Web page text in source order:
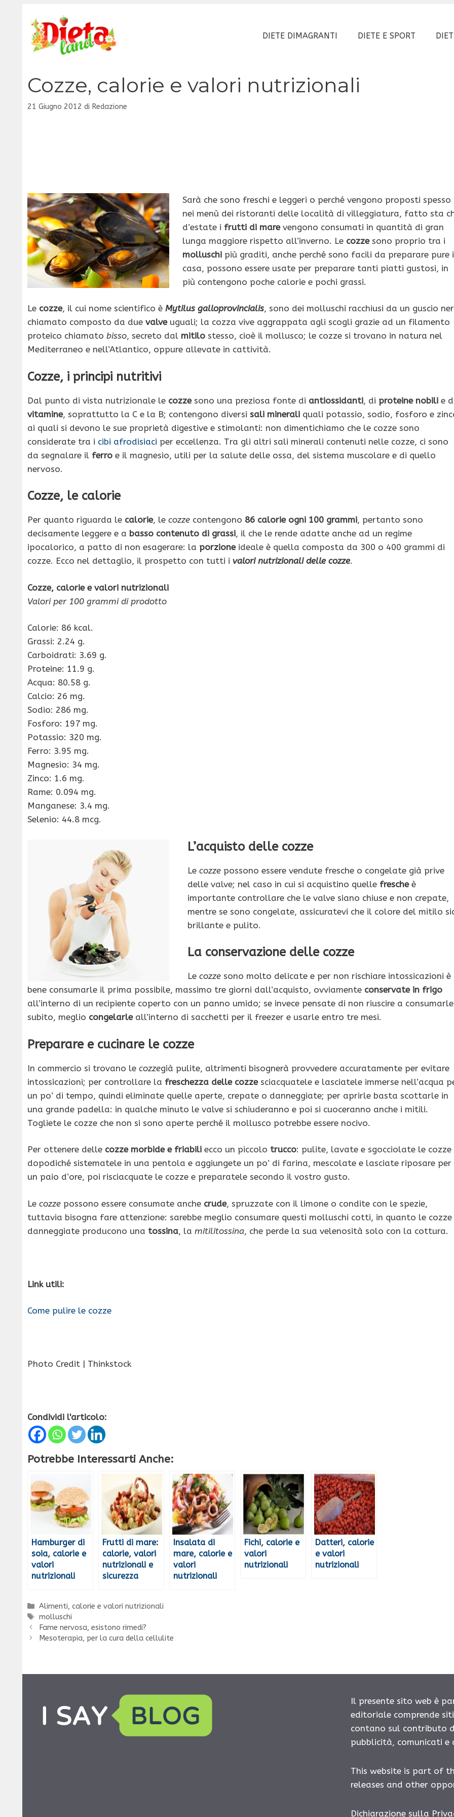
contenuto
DIETE DIMAGRANTI DIETE E SPORT
Cozze, calorie e valori nutrizionali
21 Giugno 2012 di Redazione
Sarà che sono freschi e leggeri o perché vengono proposti spesso
nei menù dei ristoranti delle località di villeggiatura, fatto sta
d’estate i frutti di marevengono consumati in quantità di gran
lunga maggiore rispetto all’inverno. Le cozzesono proprio tra i
molluschipiù graditi, anche perché sono facili da preparare pure
casa, possono essere usate per preparare tanti piatti gustosi, in
più contengono poche calorie e pochi grassi.
Le cozze, il cui nome scientifico è Mytilus galloprovincialis, sono dei molluschi racchiusi da un guscio
chiamato composto da due valveuguali; la cozza vive aggrappata agli scogli grazie ad un filamento
proteico chiamato bisso, secreto dal mitilo stesso, cioè il mollusco; le cozze si trovano in natura nel
Mediterraneo e nell’Atlantico, oppure allevate in cattività.
Cozze, i principi nutritivi
Dal punto di vista nutrizionale le cozzesono una preziosa fonte di antiossidanti, di proteine nobili e
vitamine, soprattutto la C e la B; contengono diversi sali minerali quali potassio, sodio, fosforo e
ai quali si devono le sue proprietà digestive e stimolanti: non dimentichiamo che le cozze sono
considerate tra i cibi afrodisiaci per eccellenza. Tra gli altri sali minerali contenuti nelle cozze, ci sono
da segnalare il ferro e il magnesio, utili per la salute delle ossa, del sistema muscolare e di quello
nervoso.
Cozze, le calorie
Per quanto riguarda le calorie, le cozze contengono 86 calorie ogni 100 grammi, pertanto sono
decisamente leggere e a basso contenuto di grassi, il che le rende adatte anche ad un regime
ipocalorico, a patto di non esagerare: la porzioneideale è quella composta da 300 o 400 grammi di
cozze. Ecco nel dettaglio, il prospetto con tutti i valori nutrizionali delle cozze.
Cozze, calorie e valori nutrizionali
Valori per 100 grammi di prodotto
Calorie: 86 kcal.
Grassi: 2.24 g.
Carboidrati: 3.69 g.
Proteine: 11.9 g.
Acqua: 80.58 g.
Calcio: 26 mg.
Sodio: 286 mg.
Fosforo: 197 mg.
Potassio: 320 mg.
Ferro: 3.95 mg.
Magnesio: 34 mg.
Zinco: 1.6 mg.
Rame: 0.094 mg.
Manganese: 3.4 mg.
Selenio: 44.8 mcg.
L’acquisto delle cozze
Le cozze possono essere vendute fresche o congelate già prive
delle valve; nel caso in cui si acquistino quelle frescheè
importante controllare che le valve siano chiuse e non crepate,
mentre se sono congelate, assicuratevi che il colore del mitilo
brillante e pulito.
La conservazione delle cozze
Le cozze sono molto delicate e per non rischiare intossicazioni è
bene consumarle il prima possibile, massimo tre giorni dall’acquisto, ovviamente conservate in frigo
all’interno di un recipiente coperto con un panno umido; se invece pensate di non riuscire a consumarle
subito, meglio congelarleall’interno di sacchetti per il freezer e usarle entro tre mesi.
Preparare e cucinare le cozze
In commercio si trovano le cozzegià pulite, altrimenti bisognerà provvedere accuratamente per evitare
intossicazioni; per controllare la freschezza delle cozzesciacquatele e lasciatele immerse nell’acqua
un po’ di tempo, quindi eliminate quelle aperte, crepate o danneggiate; per aprirle basta scottarle in
una grande padella: in qualche minuto le valve si schiuderanno e poi si cuoceranno anche i mitili.
Togliete le cozze che non si sono aperte perché il mollusco potrebbe essere nocivo.
Per ottenere delle cozze morbide e friabili ecco un piccolo trucco: pulite, lavate e sgocciolate le cozze
dopodiché sistematele in una pentola e aggiungete un po’ di farina, mescolate e lasciate riposare per
un paio d’ore, poi risciacquate le cozze e preparatele secondo il vostro gusto.
Le cozze possono essere consumate anche crude, spruzzate con il limone o condite con le spezie,
tuttavia bisogna fare attenzione: sarebbe meglio consumare questi molluschi cotti, in quanto le cozze
danneggiate producono una tossina, la mitilitossina, che perde la sua velenosità solo con la cottura.
Link utili:
Come pulire le cozze
Photo Credit | Thinkstock
Condividi l'articolo:
Potrebbe Interessarti Anche:
Hamburger di
soia, calorie e
valori
nutrizionali
Frutti di mare:
calorie, valori
nutrizionali e
sicurezza
Insalata di
mare, calorie e
valori
nutrizionali
Fichi, calorie e
valori
nutrizionali
Datteri, calorie
e valori
nutrizionali
Categorie
Alimenti, calorie e valori nutrizionali
Tag
molluschi
Fame nervosa, esistono rimedi?
Mesoterapia, per la cura della cellulite
Il presente sito web è
editoriale comprende
contano sul contributo
pubblicità, comunicati
This website is part of
releases and other
Dichiarazione sulla